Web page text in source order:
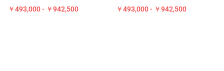
￥493,000 - ￥942,500 ￥493,000 - ￥942,500